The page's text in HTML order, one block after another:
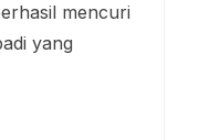
mencuri
yang